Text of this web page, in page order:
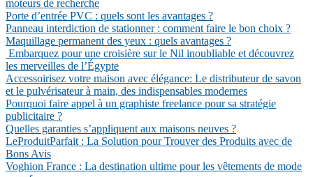
moteurs de recherche
Porte d’entrée PVC : quels sont les avantages ?
Panneau interdiction de stationner : comment faire le bon choix ?
Maquillage permanent des yeux : quels avantages ?
Embarquez pour une croisière sur le Nil inoubliable et découvrez
les merveilles de l’Égypte
Accessoirisez votre maison avec élégance: Le distributeur de savon
et le pulvérisateur à main, des indispensables modernes
Pourquoi faire appel à un graphiste freelance pour sa stratégie
publicitaire ?
Quelles garanties s’appliquent aux maisons neuves ?
LeProduitParfait : La Solution pour Trouver des Produits avec de
Bons Avis
Voghion France : La destination ultime pour les vêtements de mode